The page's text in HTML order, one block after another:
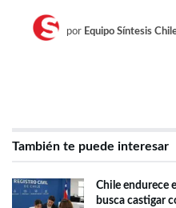
por Equipo Síntesis
También te puede interesar
Chile endurece
busca castigar